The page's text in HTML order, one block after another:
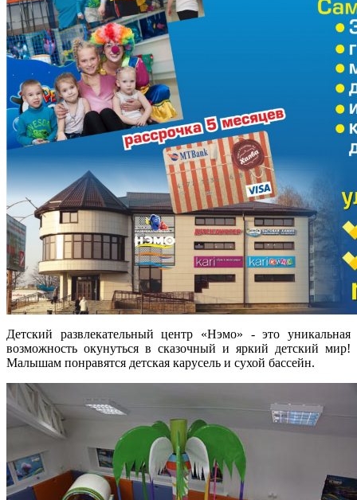
Детский развлекательный центр «Нэмо» - это уникальная
возможность окунуться в сказочный и яркий детский мир!
Малышам понравятся детская карусель и сухой бассейн.